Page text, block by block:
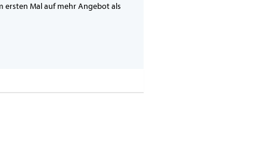
ersten Mal auf mehr Angebot als